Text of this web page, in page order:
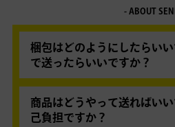
- ABOUT
梱包はどのようにしたらい
で送ったらいいですか？
商品の梱包は、お客様にて
送時の破損防止のため、隙
ッション材を入れてください
商品はどうやって送ればい
己負担ですか？